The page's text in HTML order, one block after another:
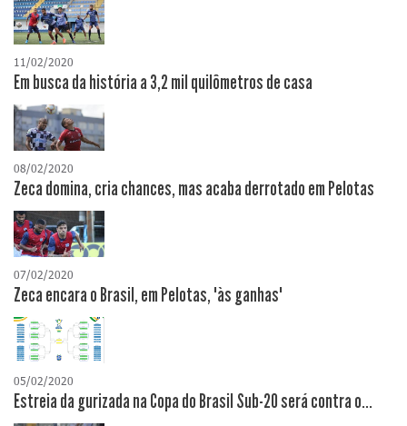
11/02/2020
Em busca da história a 3,2 mil quilômetros de casa
08/02/2020
Zeca domina, cria chances, mas acaba derrotado em Pelotas
07/02/2020
Zeca encara o Brasil, em Pelotas, "às ganhas"
05/02/2020
Estreia da gurizada na Copa do Brasil Sub-20 será contra o...